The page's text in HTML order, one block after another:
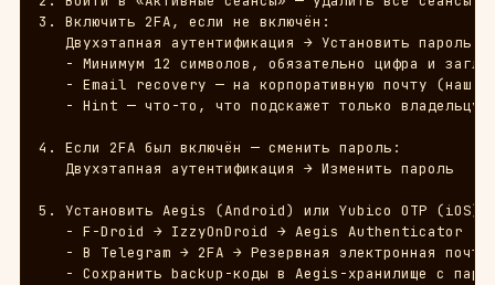
3. Включить 2FA, если не включён:
   Двухэтапная аутентификация → Установить пароль
- Минимум 12 символов, обязательно цифра и
- Email recovery — на корпоративную почту (наш
   - Hint — что-то, что подскажет только владельцу
4. Если 2FA был включён — сменить пароль:
   Двухэтапная аутентификация → Изменить пароль
5. Установить Aegis (Android) или Yubico OTP (iOS)
   - F-Droid → IzzyOnDroid → Aegis Authenticator
   - В Telegram → 2FA → Резервная электронная почта
- Сохранить backup-коды в Aegis-хранилище с